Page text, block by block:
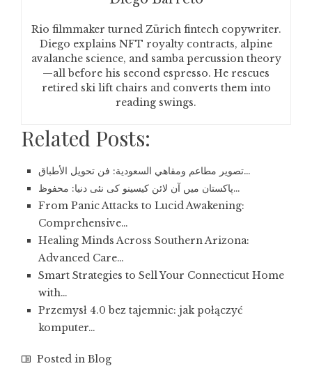
Rio filmmaker turned Zürich fintech copywriter.
Diego explains NFT royalty contracts, alpine
avalanche science, and samba percussion theory
—all before his second espresso. He rescues
retired ski lift chairs and converts them into
reading swings.
Related Posts:
تصوير مطاعم ومقاهي السعودية: فن تحويل الأطباق…
پاکستان میں آن لائن کیسینو کی نئی دنیا: محفوظ…
From Panic Attacks to Lucid Awakening:
Comprehensive…
Healing Minds Across Southern Arizona:
Advanced Care…
Smart Strategies to Sell Your Connecticut Home
with…
Przemysł 4.0 bez tajemnic: jak połączyć
komputer…
Posted in Blog